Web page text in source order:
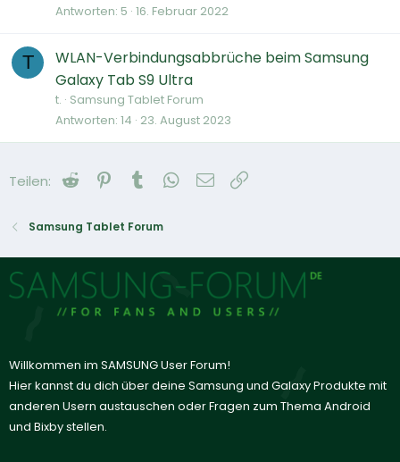
Antworten 5 16. Februar 2022
T
WLAN-Verbindungsabbrüche beim Samsung
Galaxy Tab S9 Ultra
t. Samsung Tablet Forum
Antworten 14 23. August 2023
Teilen: Reddit Pinterest
Tumblr WhatsApp
E-Mail
Samsung Tablet Forum
Willkommen im SAMSUNG User Forum!
Hier kannst du dich über deine Samsung und Galaxy Produkte mit
anderen Usern austauschen oder Fragen zum Thema Android
und Bixby stellen.